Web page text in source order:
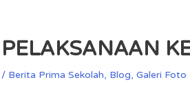
PELAKSANAAN
/ Berita Prima Sekolah, Blog,Galeri Foto